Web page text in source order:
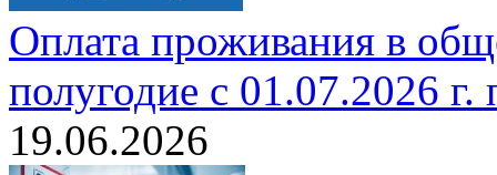
Оплата проживания в
полугодие с 01.07.2026 г.
19.06.2026